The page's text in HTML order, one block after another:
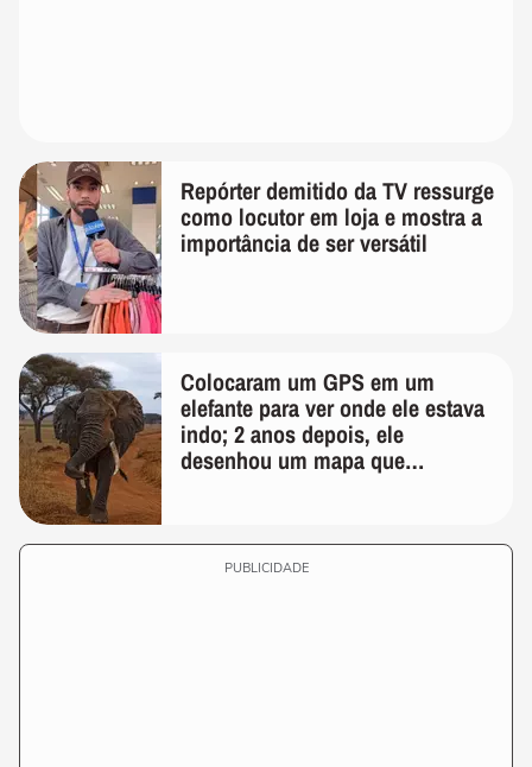
Repórter demitido da TV ressurge
como locutor em loja e mostra a
importância de ser versátil
Colocaram um GPS em um
elefante para ver onde ele estava
indo; 2 anos depois, ele
desenhou um mapa que
PUBLICIDADE